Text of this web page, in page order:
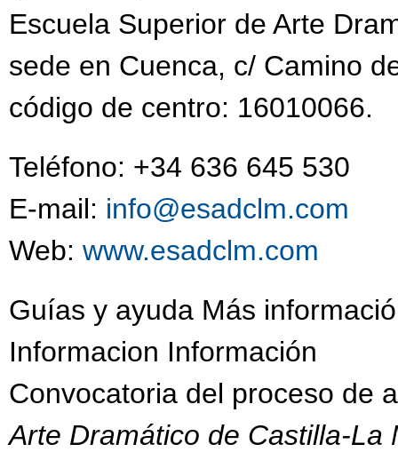
Escuela Superior de Arte
sede en Cuenca, c/ Camino
código de centro: 16010066.
Teléfono: +34 636 645 530
E-mail: info@esadclm.com
Web: www.esadclm.com
Guías y ayuda Más
Informacion Información
Convocatoria del proceso de
Arte Dramático de Castilla-La